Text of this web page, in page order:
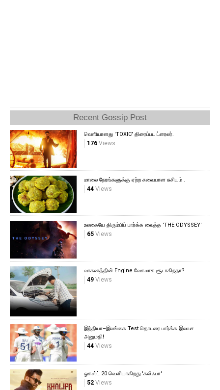
Recent Gossip Post
வெளியானது 'TOXIC' திரைப்பட ட்ரைலர்.
176Views
மாலை நேரங்களுக்கு ஏற்ற சுவையான சுசியம் .
44Views
உலகையே திரும்பிப் பார்க்க வைத்த 'THE ODYSSEY'
65Views
வாகனத்தின் Engine வேகமாக சூடாகிறதா?
49Views
இந்தியா–இலங்கை Test தொடரை பார்க்க இலவச
அனுமதி!
44Views
ஓகஸ்ட் 20 வெளியாகிறது 'கலிஃபா'
52Views